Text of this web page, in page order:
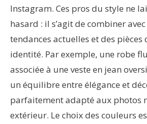
Instagram. Ces pros du style ne
hasard : il s’agit de combiner
tendances actuelles et des
identité. Par exemple, une robe
associée à une veste en jean
un équilibre entre élégance et
parfaitement adapté aux photos
extérieur. Le choix des couleurs